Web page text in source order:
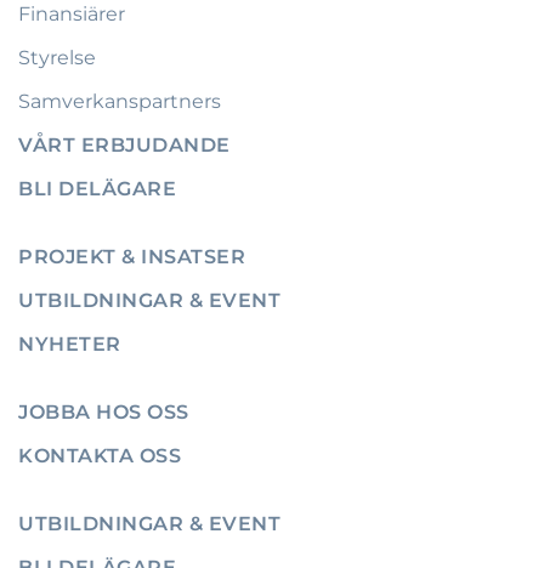
Finansiärer
Styrelse
Samverkanspartners
VÅRT ERBJUDANDE
BLI DELÄGARE
PROJEKT & INSATSER
UTBILDNINGAR & EVENT
NYHETER
JOBBA HOS OSS
KONTAKTA OSS
UTBILDNINGAR & EVENT